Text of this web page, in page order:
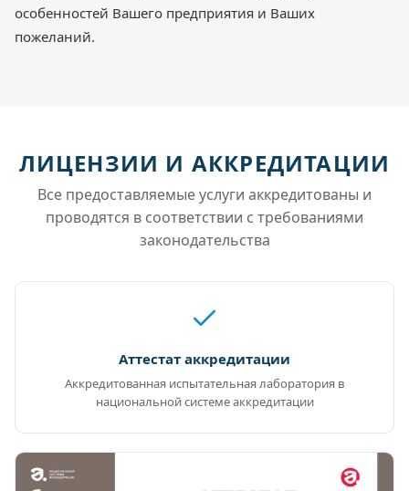
особенностей Вашего предприятия и Ваших
пожеланий.
ЛИЦЕНЗИИ И АККРЕДИТАЦИИ
Все предоставляемые услуги аккредитованы и
проводятся в соответствии с требованиями
законодательства
Аттестат аккредитации
Аккредитованная испытательная лаборатория в
национальной системе аккредитации